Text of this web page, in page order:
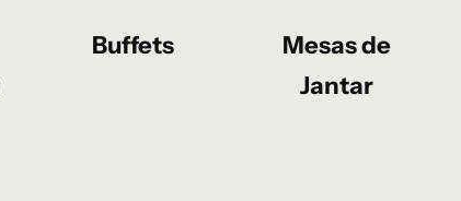
Buffets
Mesas de
Jantar